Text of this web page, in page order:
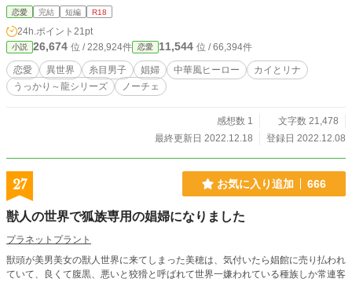
娼婦からの情報も「初めての相手」として望ましい。とリナは思った。 「カイ
さん、小柄だし早くて細くてすぐ終わっちゃうって聞きました！お願いしま
す！」 「……何やて？ちょっと詳しく教えてくれへんかお嬢ちゃん」 (あれ、目
が、笑って……ない？) ※【下品注意】 ヒーローと娼婦たちの会話がわりと即物
的で下品ですので、ご注意ください。 エロシーンの章には※をつけています。
うっかり娼婦× 糸目関西弁の騎士(間諜や潜伏が主な任務) 「私のいとしい騎士
様」「俺のゆるせないお嬢様」「私のかわいい騎士さま」「俺のかっこいい彼
恋愛 完結 短編 R18
24h.ポイント 21pt
小説 26,674 位 / 228,924件 恋愛 11,544 位 / 66,394件
恋愛 異世界 糸目男子 娼婦 中華風ヒーロー
カイとリナ
うっかり～龍シリーズ
ノーチェ
感想数 1
文字数 21,478
最終更新日 2022.12.18
登録日 2022.12.08
27 お気に入り追加 666
獣人の世界で狐族専用の娼婦になりました
プラネットプラント
獣頭が美男美女の獣人世界に来てしまった美穂は、気付いたら娼館に売り払われ
ていて、良くて腹黒、悪いと狡猾と呼ばれて世界一嫌われている種族しか常連客